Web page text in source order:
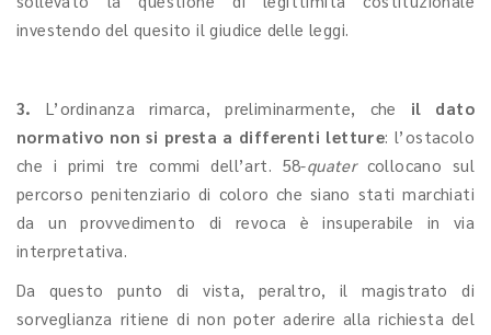
investendo del quesito il giudice delle leggi.
3. L’ordinanza rimarca, preliminarmente, che il dato
normativo non si presta a differenti letture: l’ostacolo
che i primi tre commi dell’art. 58-quatercollocano sul
percorso penitenziario di coloro che siano stati marchiati
da un provvedimento di revoca è insuperabile in via
interpretativa.
Da questo punto di vista, peraltro, il magistrato di
sorveglianza ritiene di non poter aderire alla richiesta del